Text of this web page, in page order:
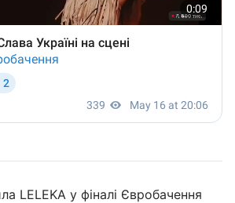
LELEKA у фіналі Євробачення